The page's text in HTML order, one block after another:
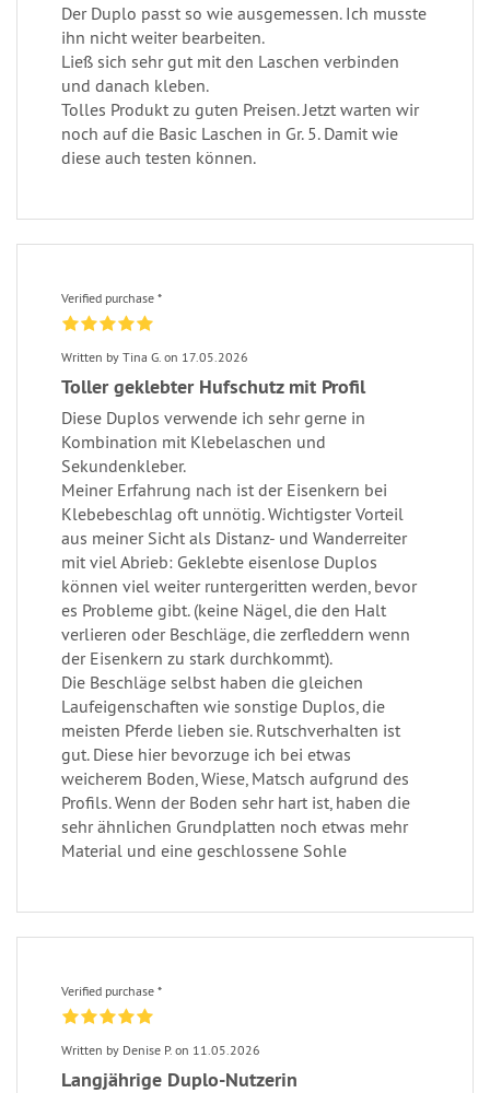
Der Duplo passt so wie ausgemessen. Ich musste
ihn nicht weiter bearbeiten.
Ließ sich sehr gut mit den Laschen verbinden
und danach kleben.
Tolles Produkt zu guten Preisen. Jetzt warten wir
noch auf die Basic Laschen in Gr. 5. Damit wie
diese auch testen können.
Verified purchase *
Written by Tina G. on 17.05.2026
Toller geklebter Hufschutz mit Profil
Diese Duplos verwende ich sehr gerne in
Kombination mit Klebelaschen und
Sekundenkleber.
Meiner Erfahrung nach ist der Eisenkern bei
Klebebeschlag oft unnötig. Wichtigster Vorteil
aus meiner Sicht als Distanz- und Wanderreiter
mit viel Abrieb: Geklebte eisenlose Duplos
können viel weiter runtergeritten werden, bevor
es Probleme gibt. (keine Nägel, die den Halt
verlieren oder Beschläge, die zerfleddern wenn
der Eisenkern zu stark durchkommt).
Die Beschläge selbst haben die gleichen
Laufeigenschaften wie sonstige Duplos, die
meisten Pferde lieben sie. Rutschverhalten ist
gut. Diese hier bevorzuge ich bei etwas
weicherem Boden, Wiese, Matsch aufgrund des
Profils. Wenn der Boden sehr hart ist, haben die
sehr ähnlichen Grundplatten noch etwas mehr
Material und eine geschlossene Sohle
Verified purchase *
Written by Denise P. on 11.05.2026
Langjährige Duplo-Nutzerin